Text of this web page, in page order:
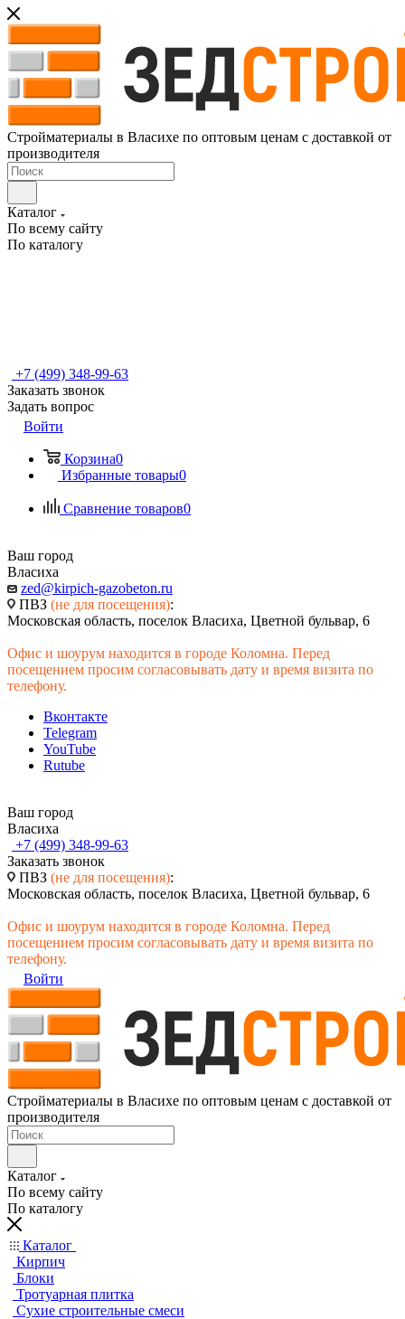
Стройматериалы в Власихе по оптовым ценам с доставкой от
производителя
Каталог
По всему сайту
По каталогу
+7 (499) 348-99-63
Заказать звонок
Задать вопрос
Войти
Корзина0
Избранные товары0
Сравнение товаров0
Ваш город
Власиха
zed@kirpich-gazobeton.ru
ПВЗ (не для посещения):
Московская область, поселок Власиха, Цветной бульвар, 6
Офис и шоурум находится в городе Коломна. Перед
посещением просим согласовывать дату и время визита по
телефону.
Вконтакте
Telegram
YouTube
Rutube
Ваш город
Власиха
+7 (499) 348-99-63
Заказать звонок
ПВЗ (не для посещения):
Московская область, поселок Власиха, Цветной бульвар, 6
Офис и шоурум находится в городе Коломна. Перед
посещением просим согласовывать дату и время визита по
телефону.
Войти
Стройматериалы в Власихе по оптовым ценам с доставкой от
производителя
Каталог
По всему сайту
По каталогу
Каталог
Кирпич
Блоки
Тротуарная плитка
Сухие строительные смеси